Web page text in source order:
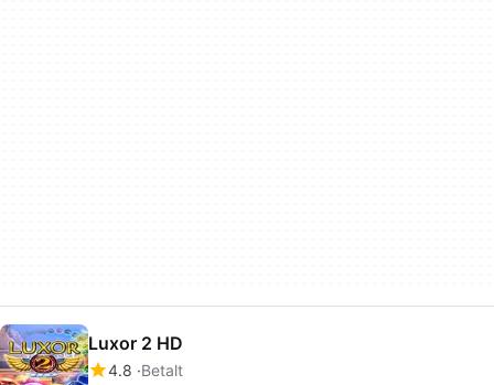
Luxor 2 HD
4.8 Betalt